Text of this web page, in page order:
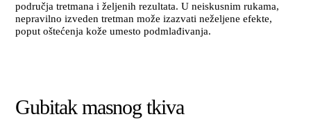
područja tretmana i željenih rezultata. U neiskusnim rukama,
nepravilno izveden tretman može izazvati neželjene efekte,
poput oštećenja kože umesto podmlađivanja.
Gubitak masnog tkiva